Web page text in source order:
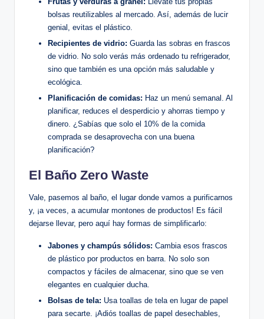
bolsas reutilizables al mercado. Así, además de lucir
genial, evitas el plástico.
Recipientes de vidrio: Guarda las sobras en frascos
de vidrio. No solo verás más ordenado tu refrigerador,
sino que también es una opción más saludable y
ecológica.
Planificación de comidas: Haz un menú semanal. Al
planificar, reduces el desperdicio y ahorras tiempo y
dinero. ¿Sabías que solo el 10% de la comida
comprada se desaprovecha con una buena
planificación?
El Baño Zero Waste
Vale, pasemos al baño, el lugar donde vamos a purificarnos
y, ¡a veces, a acumular montones de productos! Es fácil
dejarse llevar, pero aquí hay formas de simplificarlo:
Jabones y champús sólidos: Cambia esos frascos
de plástico por productos en barra. No solo son
compactos y fáciles de almacenar, sino que se ven
elegantes en cualquier ducha.
Bolsas de tela: Usa toallas de tela en lugar de papel
para secarte. ¡Adiós toallas de papel desechables,